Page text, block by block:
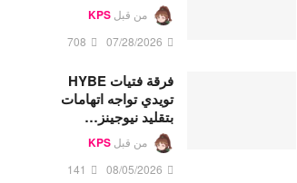
من قبل KPS
07/28/2026
708
فرقة فتيات HYBE
تويدي تواجه اتهامات
بتقليد نيوجينز…
من قبل KPS
08/05/2026
141